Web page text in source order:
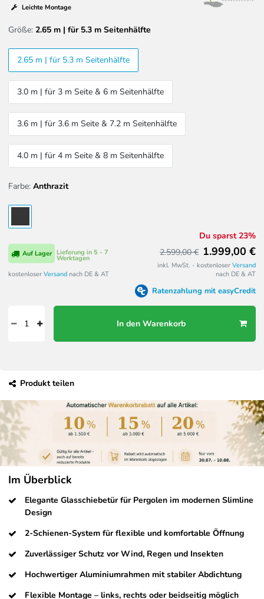
Leichte Montage
Größe: 2.65 m | für 5.3 m Seitenhälfte
2.65 m | für 5.3 m Seitenhälfte
3.0 m | für 3 m Seite & 6 m Seitenhälfte
3.6 m | für 3.6 m Seite & 7.2 m Seitenhälfte
4.0 m | für 4 m Seite & 8 m Seitenhälfte
Farbe: Anthrazit
Lieferung in 5 - 7
Werktagen
Auf Lager
kostenloser Versand nach DE & AT
Du sparst 23%
2.599,00 € 1.999,00 €
inkl. MwSt. - kostenloser Versand
nach DE & AT
Ratenzahlung mit easyCredit
In den Warenkorb
Produkt teilen
Im Überblick
Elegante Glasschiebetür für Pergolen im modernen Slimline
Design
2-Schienen-System für flexible und komfortable Öffnung
Zuverlässiger Schutz vor Wind, Regen und Insekten
Hochwertiger Aluminiumrahmen mit stabiler Abdichtung
Flexible Montage – links, rechts oder beidseitig möglich